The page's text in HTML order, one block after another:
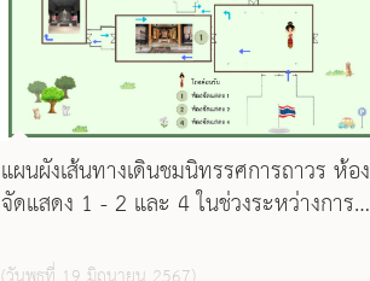
แผนผังเส้นทางเดินชมนิทรรศการถาวร ห้อง
จัดแสดง 1 - 2 และ 4 ในช่วงระหว่างการ
แสดงนิทรรศการชั่วคราว